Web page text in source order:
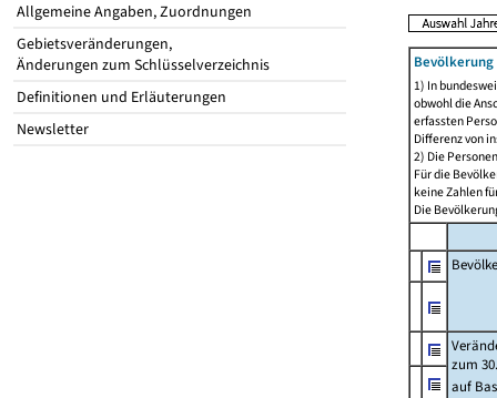
Allgemeine Angaben, Zuordnungen
Gebietsveränderungen,
Änderungen zum Schlüsselverzeichnis
Definitionen und Erläuterungen
Newsletter
1) In
obwohl die
erfassten
Differenz von
2) Die
Für die
keine Zahlen
Die
zum
auf